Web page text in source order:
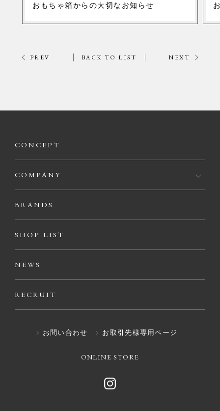
おもちゃ箱からの大切なお知らせ
PREV BACK TO LIST NEXT
CONCEPT
COMPANY
BRANDS
SHOP LIST
NEWS
RECRUIT
お問い合わせ お取引先様専用ページ
ONLINE STORE